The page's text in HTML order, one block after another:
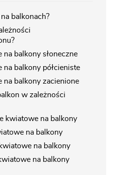
balkonach?
balkony słoneczne
balkony półcieniste
balkony zacienione
w zależności
kwiatowe na balkony
na balkony
na balkony
na balkony